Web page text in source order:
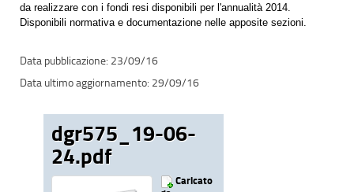
da realizzare con i fondi resi disponibili per l'annualità 2014.
Disponibili normativa e documentazione nelle apposite sezioni.
23/09/16
29/09/16
dgr575_19-06-
24.pdf
Caricato